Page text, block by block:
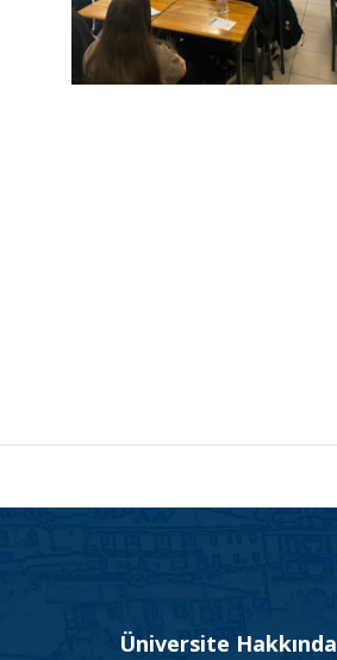
Üniversite Hakkında